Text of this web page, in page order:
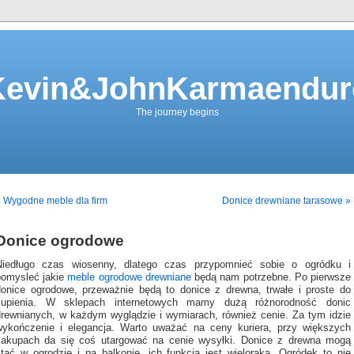
The journey begins
Wygodne meble dla firm Donice drewniane tarasowe »
ogrodowe
czas wiosenny, dlatego czas przypomnieć sobie o ogródku i
jakiemeble ogrodowe drewnianebędą nam potrzebne. Po pierwsze
ogrodowe, przeważnie będą to donice z drewna, trwałe i proste do
W sklepach internetowych mamy dużą różnorodność donic
w każdym wyglądzie i wymiarach, również cenie. Za tym idzie
i elegancja. Warto uważać na ceny kuriera, przy większych
da się coś utargować na cenie wysyłki. Donice z drewna mogą